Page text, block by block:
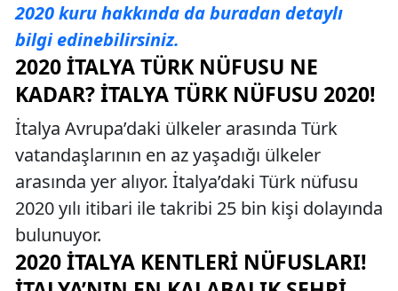
2020 kuru hakkında da buradan detaylı
bilgi edinebilirsiniz.
2020 İTALYA TÜRK NÜFUSU NE
KADAR? İTALYA TÜRK NÜFUSU 2020!
İtalya Avrupa’daki ülkeler arasında Türk
vatandaşlarının en az yaşadığı ülkeler
arasında yer alıyor. İtalya’daki Türk nüfusu
2020 yılı itibari ile takribi 25 bin kişi dolayında
bulunuyor.
2020 İTALYA KENTLERI NÜFUSLARI!